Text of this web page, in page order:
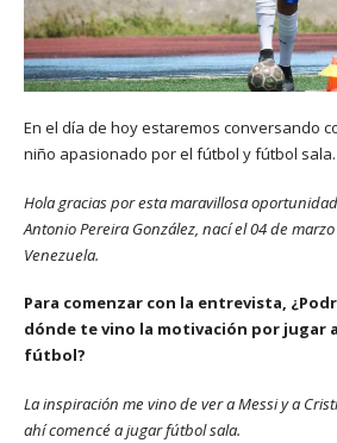
En el día de hoy estaremos conversando
niño apasionado por el fútbol y fútbol sala.
Hola gracias por esta maravillosa
Antonio Pereira González, nací el 04 de
Venezuela.
Para comenzar con la entrevista,
dónde te vino la motivación por jugar
fútbol?
La inspiración me vino de ver a Messi y a
ahí comencé a jugar fútbol sala.